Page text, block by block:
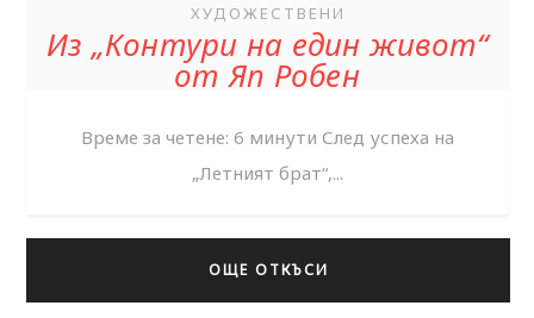
ХУДОЖЕСТВЕНИ
Из „Контури на един живот“
от Яп Робен
Време за четене: 6 минути След успеха на
„Летният брат“,...
ОЩЕ ОТКЪСИ